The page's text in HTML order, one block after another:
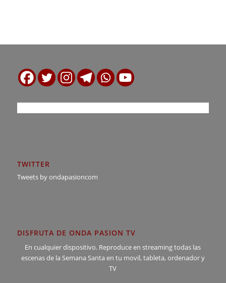
TWITTER
Tweets by ondapasioncom
DISFRUTA DE ONDA PASION TV
En cualquier dispositivo. Reproduce en streaming todas las
escenas de la Semana Santa en tu movil, tableta, ordenador y
TV